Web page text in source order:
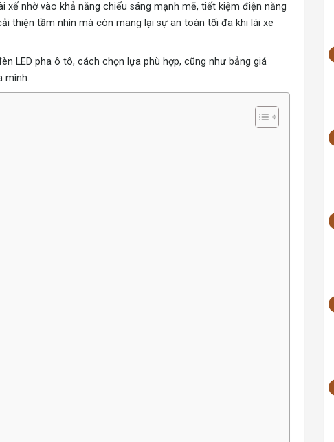
xế nhờ vào khả năng chiếu sáng mạnh mẽ, tiết kiệm điện năng
thiện tầm nhìn mà còn mang lại sự an toàn tối đa khi lái xe
LED pha ô tô, cách chọn lựa phù hợp, cũng như bảng giá
mình.